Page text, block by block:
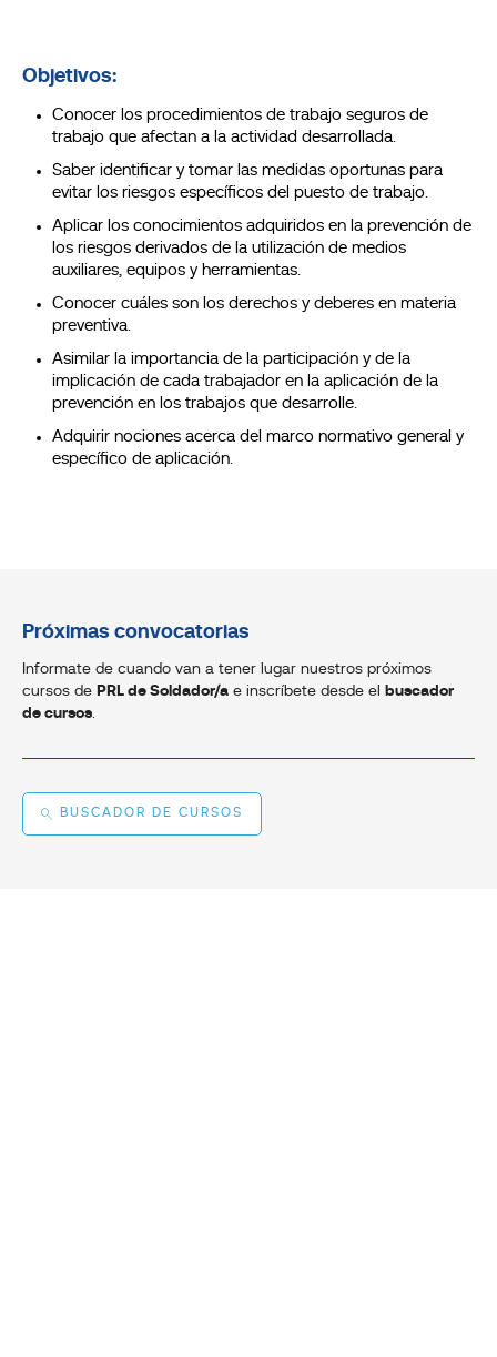
Objetivos:
Conocer los procedimientos de trabajo seguros de
trabajo que afectan a la actividad desarrollada.
Saber identificar y tomar las medidas oportunas para
evitar los riesgos específicos del puesto de trabajo.
Aplicar los conocimientos adquiridos en la prevención de
los riesgos derivados de la utilización de medios
auxiliares, equipos y herramientas.
Conocer cuáles son los derechos y deberes en materia
preventiva.
Asimilar la importancia de la participación y de la
implicación de cada trabajador en la aplicación de la
prevención en los trabajos que desarrolle.
Adquirir nociones acerca del marco normativo general y
específico de aplicación.
Próximas convocatorias
Informate de cuando van a tener lugar nuestros próximos
cursos de PRL de Soldador/a e inscríbete desde el buscador
de cursos.
BUSCADOR DE CURSOS